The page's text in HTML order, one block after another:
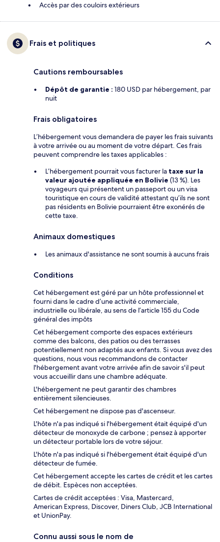
Accès par des couloirs extérieurs
Frais et politiques
Cautions remboursables
Dépôt de garantie : 180 USD par hébergement, par
nuit
Frais obligatoires
L’hébergement vous demandera de payer les frais suivants
à votre arrivée ou au moment de votre départ. Ces frais
peuvent comprendre les taxes applicables :
L’hébergement pourrait vous facturer la taxe sur la
valeur ajoutée appliquée en Bolivie (13 %). Les
voyageurs qui présentent un passeport ou un visa
touristique en cours de validité attestant qu’ils ne sont
pas résidents en Bolivie pourraient être exonérés de
cette taxe.
Animaux domestiques
Les animaux d'assistance ne sont soumis à aucuns frais
Conditions
Cet hébergement est géré par un hôte professionnel et
fourni dans le cadre d’une activité commerciale,
industrielle ou libérale, au sens de l’article 155 du Code
général des impôts
Cet hébergement comporte des espaces extérieurs
comme des balcons, des patios ou des terrasses
potentiellement non adaptés aux enfants. Si vous avez des
questions, nous vous recommandons de contacter
l'hébergement avant votre arrivée afin de savoir s'il peut
vous accueillir dans une chambre adéquate.
L'hébergement ne peut garantir des chambres
entièrement silencieuses.
Cet hébergement ne dispose pas d'ascenseur.
L'hôte n'a pas indiqué si l'hébergement était équipé d'un
détecteur de monoxyde de carbone ; pensez à apporter
un détecteur portable lors de votre séjour.
L'hôte n'a pas indiqué si l'hébergement était équipé d'un
détecteur de fumée.
Cet hébergement accepte les cartes de crédit et les cartes
de débit. Espèces non acceptées.
Cartes de crédit acceptées : Visa, Mastercard,
American Express, Discover, Diners Club, JCB International
et UnionPay.
Connu aussi sous le nom de